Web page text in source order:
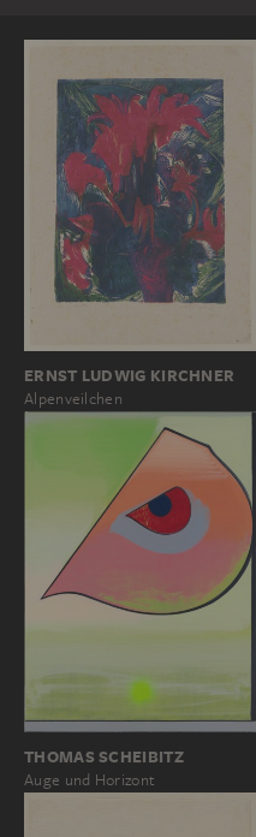
ERNST LUDWIG KIRCHNER
Alpenveilchen
THOMAS SCHEIBITZ
Auge und Horizont